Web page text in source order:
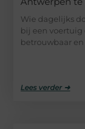
Wie dagelijks
bij een voertuig
betrouwbaar
Lees verder ➜